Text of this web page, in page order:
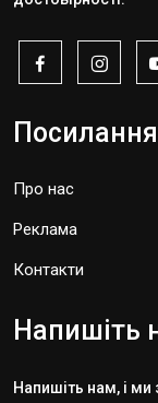
Посилання
Про нас
Реклама
Контакти
Напишіть
Напишіть нам, і